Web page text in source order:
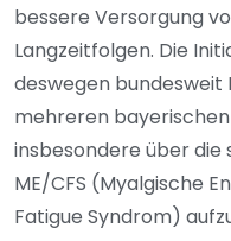
bessere Versorgung
Langzeitfolgen. Die
deswegen
mehreren bayerischen
insbesondere über
ME/CFS (Myalgische
Fatigue Syndrom)